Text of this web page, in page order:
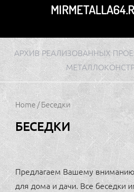
содержимому
АРХИВ РЕАЛИЗОВАННЫХ
Home/ Беседки
БЕСЕДКИ
Предлагаем Вашему вниманию
для дома и дачи. Все беседки